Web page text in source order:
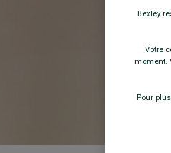
Bexley
Votre
moment.
Pour